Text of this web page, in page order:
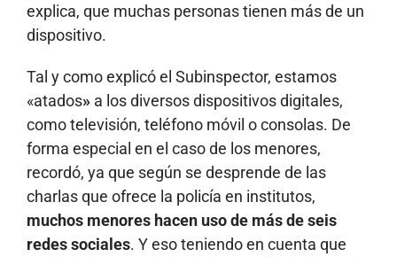
explica, que muchas personas tienen más de un
dispositivo.
Tal y como explicó el Subinspector, estamos
«atados» a los diversos dispositivos digitales,
como televisión, teléfono móvil o consolas. De
forma especial en el caso de los menores,
recordó, ya que según se desprende de las
charlas que ofrece la policía en institutos,
muchos menores hacen uso de más de seis
redes sociales. Y eso teniendo en cuenta que